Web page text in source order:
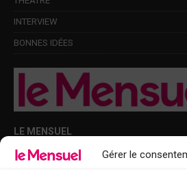
Gérer le
INTERVIEW
BONNES IDÉES
LE MENSUEL
Points de diffusion Var et Alpes-Maritimes :